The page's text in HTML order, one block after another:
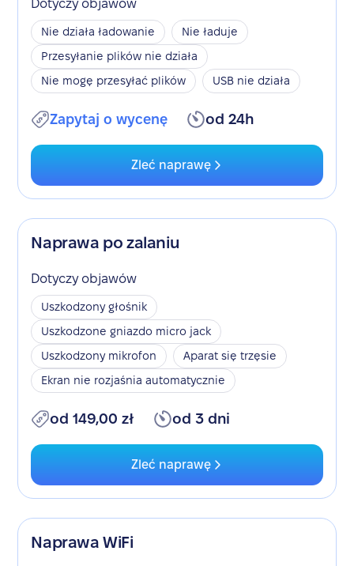
Dotyczy objawów
Nie działa ładowanie
Nie ładuje
Przesyłanie plików nie działa
Nie mogę przesyłać plików
USB nie działa
Zapytaj o wycenę od 24h
Zleć naprawę
Naprawa po zalaniu
Dotyczy objawów
Uszkodzony głośnik
Uszkodzone gniazdo micro jack
Uszkodzony mikrofon
Aparat się trzęsie
Ekran nie rozjaśnia automatycznie
od 149,00 zł od 3 dni
Zleć naprawę
Naprawa WiFi